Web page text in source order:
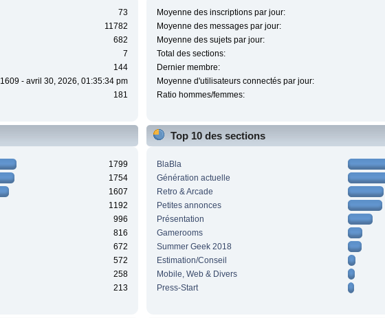
73
11782
682
7
144
1609 - avril 30, 2026, 01:35:34 pm
181
Moyenne des inscriptions par jour:
Moyenne des messages par jour:
Moyenne des sujets par jour:
Total des sections:
Dernier membre:
Moyenne d'utilisateurs connectés par jour:
Ratio hommes/femmes:
1799
1754
1607
1192
996
816
672
572
258
213
Top 10 des sections
BlaBla
Génération actuelle
Retro & Arcade
Petites annonces
Présentation
Gamerooms
Summer Geek 2018
Estimation/Conseil
Mobile, Web & Divers
Press-Start